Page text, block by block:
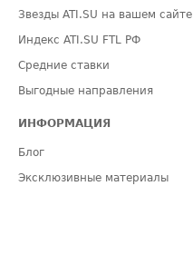
Звезды ATI.SU на вашем сайте
Индекс ATI.SU FTL РФ
Средние ставки
Выгодные направления
ИНФОРМАЦИЯ
Блог
Эксклюзивные материалы